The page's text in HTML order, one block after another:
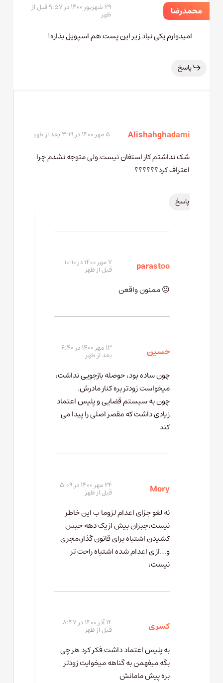
محمدرضا ۲۹ شهریور ۱۴۰۰ در ۹:۵۷ قبل از
ظهر
امیدوارم یکی نیاد زیر این پست هم اسپویل بذاره!
پاسخ
Ali shahghadami ۵ مهر ۱۴۰۰ در ۳:۱۹ بعد از ظهر
شک نداشتم کار استفان نیست.ولی متوجه نشدم چرا
اعتراف کرد؟؟؟؟؟؟
پاسخ
parastoo ۷ مهر ۱۴۰۰ در ۱۰:۱۰
قبل از ظهر
😐 ممنون واقعن
حسین ۱۳ مهر ۱۴۰۰ در ۶:۴۰
بعد از ظهر
چون ساده بود، حوصله بازجویی نداشت،
میخواست زودتر بره کنار مادرش.
چون به سیستم قضایی و پلیس اعتماد
زیادی داشت که مقصر اصلی را پیدا می
کند
Mory ۲۴ مهر ۱۴۰۰ در ۵:۰۹
قبل از ظهر
نه لغو جزای اعدام لزوما ب این خاطر
نیست،جبران بیش از یک دهه حبس
کشیدن اشتباه برای قانون گذار،مجری
و…از ی اعدام شده اشتباه راحت تر
نیست،
کسری ۱۴ آذر ۱۴۰۰ در ۸:۴۷
قبل از ظهر
به پلیس اعتماد داشت فکر کرد هر چی
بگه میفهمن به گناهه میخوایت زودتر
بره پیش مامانش